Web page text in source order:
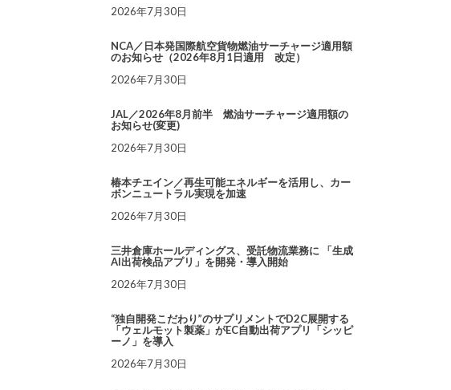
2026年7月30日
NCA／日本発国際航空貨物燃油サーチャージ適用額
のお知らせ（2026年8月1日適用 改定）
2026年7月30日
JAL／2026年8月前半 燃油サーチャージ適用額の
お知らせ(変更)
2026年7月30日
椿本チエイン／再生可能エネルギーを活用し、カー
ボンニュートラル実現を加速
2026年7月30日
三井倉庫ホールディングス、受託物流業務に 「生成
AI出荷検品アプリ」を開発・導入開始
2026年7月30日
“独自開発こだわり”のサプリメントでD2C展開する
「ウェルモット製薬」がEC自動出荷アプリ「シッピ
ーノ」を導入
2026年7月30日